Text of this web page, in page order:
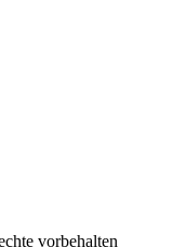
vorbehalten